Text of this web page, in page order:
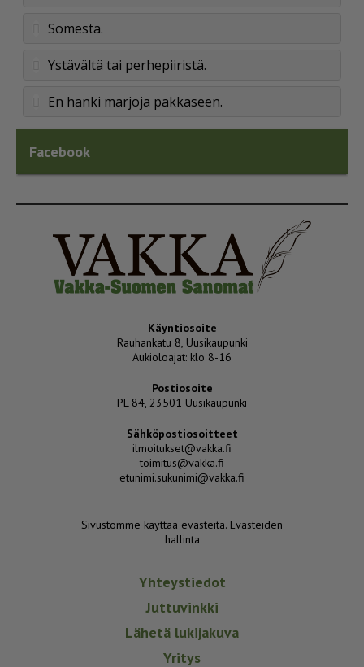
Somesta.
Ystävältä tai perhepiiristä.
En hanki marjoja pakkaseen.
Facebook
Käyntiosoite
Rauhankatu 8, Uusikaupunki
Aukioloajat: klo 8-16
Postiosoite
PL 84, 23501 Uusikaupunki
Sähköpostiosoitteet
ilmoitukset@vakka.fi
toimitus@vakka.fi
etunimi.sukunimi@vakka.fi
Sivustomme käyttää evästeitä. Evästeiden
hallinta
Yhteystiedot
Juttuvinkki
Lähetä lukijakuva
Yritys